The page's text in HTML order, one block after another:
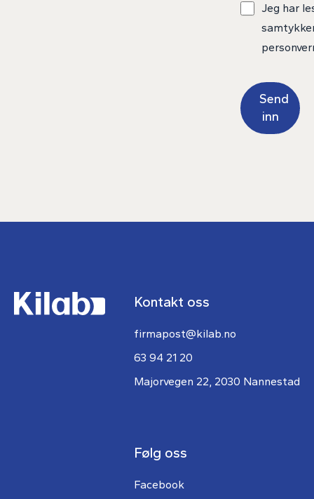
Jeg har
Send
inn
Kontakt oss
firmapost@kilab.no
63 94 21 20
Majorvegen 22, 2030 Nannestad
Følg oss
Facebook